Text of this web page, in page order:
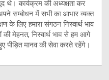
थे। कार्यक्रम की अध्यक्षता कर
अपने सम्बोधन में सभी का आभार व्यक्त
के लिए हमारा संगठन निस्वार्थ भाव
की मेहनत, निस्वार्थ भाव से हम आगे
पीड़ित मानव की सेवा करते रहेंगे।